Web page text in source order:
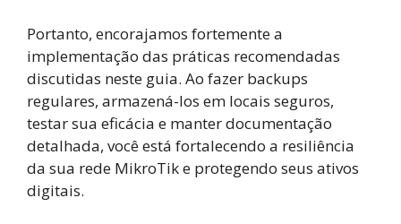
Portanto, encorajamos fortemente a
implementação das práticas recomendadas
discutidas neste guia. Ao fazer backups
regulares, armazená-los em locais seguros,
testar sua eficácia e manter documentação
detalhada, você está fortalecendo a resiliência
da sua rede MikroTik e protegendo seus ativos
digitais.